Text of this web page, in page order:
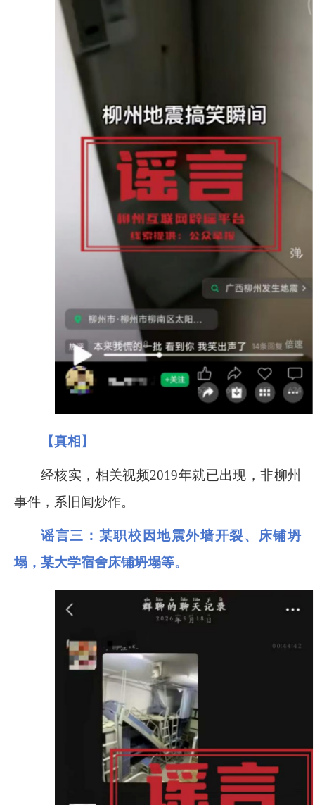
【真相】
经核实，相关视频2019年就已出现，非柳州
事件，系旧闻炒作。
谣言三 ：某职校因地震外墙开裂、床铺坍
塌，某大学宿舍床铺坍塌等。